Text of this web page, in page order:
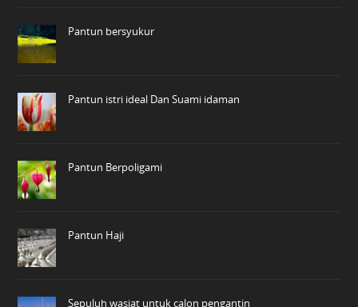
Pantun bersyukur
Pantun istri ideal Dan Suami idaman
Pantun Berpoligami
Pantun Haji
Sepuluh wasiat untuk calon pengantin